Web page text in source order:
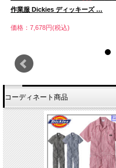
作業服 Dickies ディッキーズ …
価格：7,678円(税込)
コーディネート商品